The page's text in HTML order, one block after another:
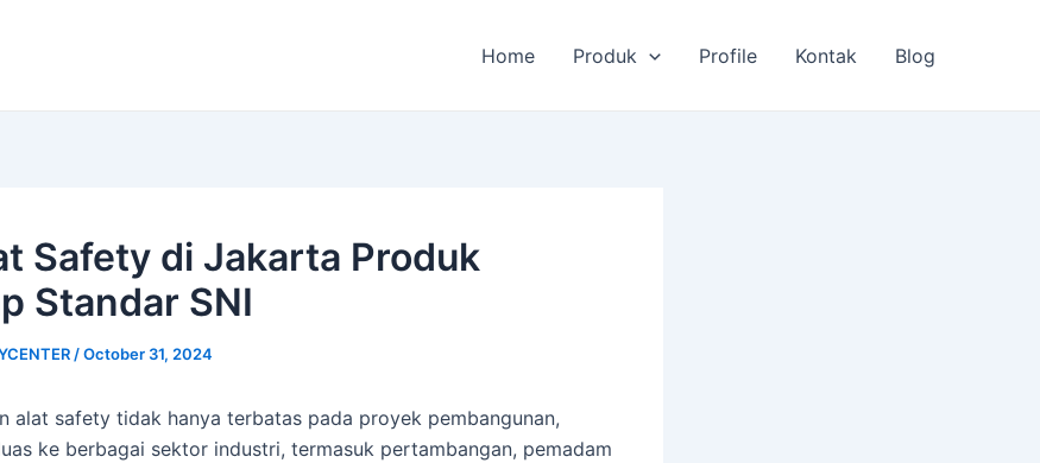
Home Produk Profile Kontak Blog
Safety di Jakarta Produk
Standar SNI
/October 31, 2024
alat safety tidak hanya terbatas pada proyek pembangunan,
ke berbagai sektor industri, termasuk pertambangan, pemadam